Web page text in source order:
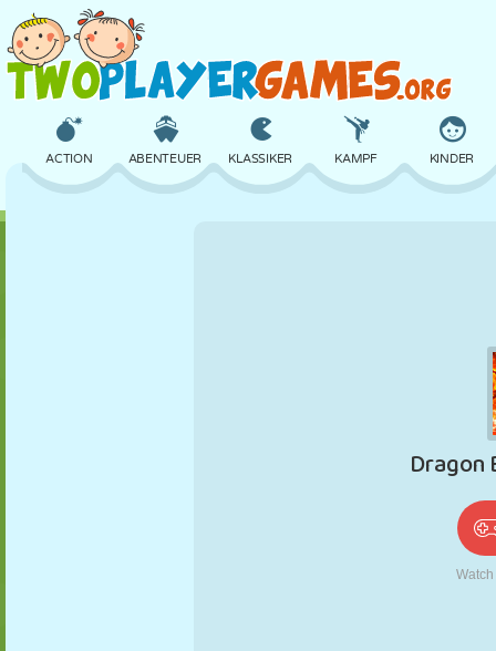
ACTION ABENTEUER KLASSIKER KAMPF KINDER
DINOSAURIER
ROBOTER